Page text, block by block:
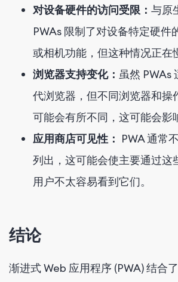
对设备硬件的访问受限： 与原
PWAs 限制了对设备特定硬件
或相机功能，但这种情况正在
浏览器支持变化： 虽然 PWAs
代浏览器，但不同浏览器和操
可能会有所不同，这可能会影
应用商店可见性： PWA 通常
列出，这可能会使主要通过这
用户不太容易看到它们。
结论
渐进式 Web 应用程序 (PWA) 结合